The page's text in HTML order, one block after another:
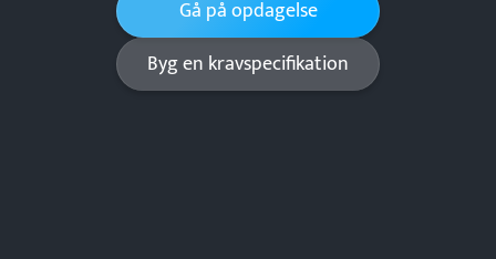
Gå på opdagelse
Byg en kravspecifikation